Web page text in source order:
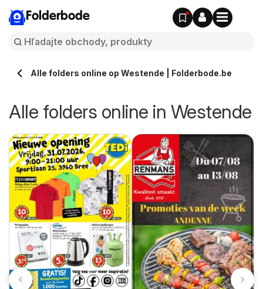
Folderbode
Alle folders online op Westende | Folderbode.be
Alle folders online in Westende